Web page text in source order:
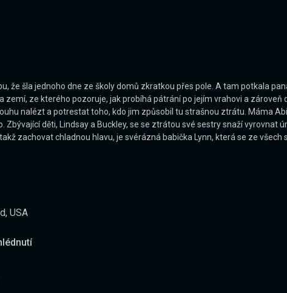
že šla jednoho dne ze školy domů zkratkou přes pole. A tam potkala
ze kterého pozoruje, jak probíhá pátrání po jejím vrahovi a
nalézt a potrestat toho, kdo jim způsobil tu strašnou ztrátu. Máma
děti, Lindsay a Buckley, se se ztrátou své sestry snaží
zachovat chladnou hlavu, je svérázná babička Lynn, která se ze
USA